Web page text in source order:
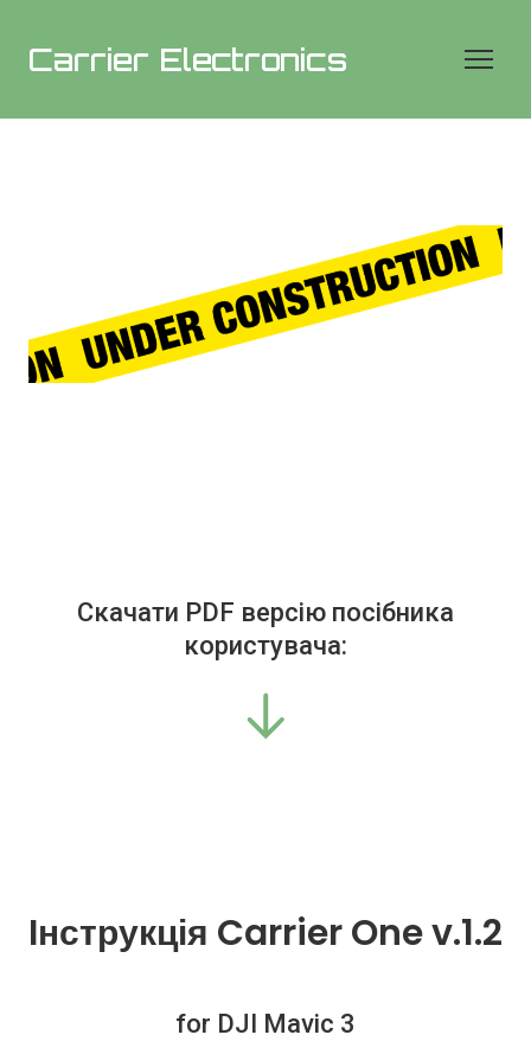
Carrier Electronics
Скачати PDF версію посібника
користувача:
Інструкція Carrier One v.1.2
for DJI Mavic 3